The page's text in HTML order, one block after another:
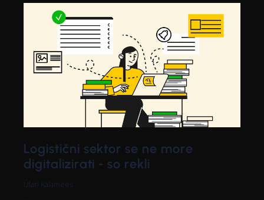
Logistični sektor se ne more
digitalizirati - so rekli
Ülari Kalamees